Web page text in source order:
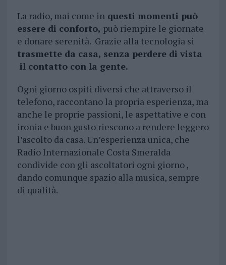
La radio, mai come inquesti momenti può
essere di conforto, può riempire le giornate
e donare serenità. Grazie alla tecnologia si
trasmette da casa, senza perdere di vista
il contatto con la gente.
Ogni giorno ospiti diversi che attraverso il
telefono, raccontano la propria esperienza, ma
anche le proprie passioni, le aspettative e con
ironia e buon gusto riescono a rendere leggero
l’ascolto da casa. Un’esperienza unica, che
Radio Internazionale Costa Smeralda
condivide con gli ascoltatori ogni giorno ,
dando comunque spazio alla musica, sempre
di qualità.